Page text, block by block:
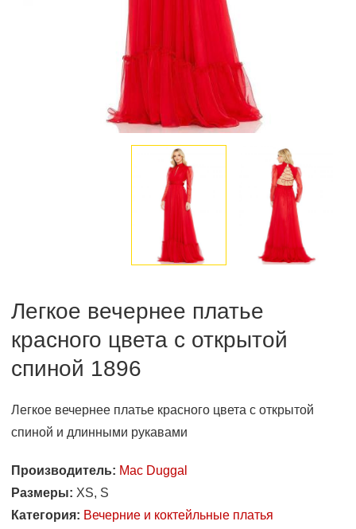
Легкое вечернее платье
красного цвета с открытой
спиной 1896
Легкое вечернее платье красного цвета с открытой
спиной и длинными рукавами
Производитель: Mac Duggal
Размеры: XS, S
Категория: Вечерние и коктейльные платья